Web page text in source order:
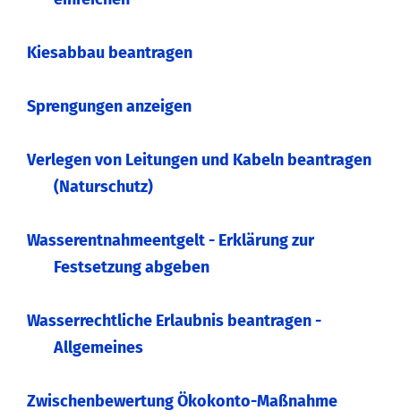
Kiesabbau beantragen
Sprengungen anzeigen
Verlegen von Leitungen und Kabeln beantragen
(Naturschutz)
Wasserentnahmeentgelt - Erklärung zur
Festsetzung abgeben
Wasserrechtliche Erlaubnis beantragen -
Allgemeines
Zwischenbewertung Ökokonto-Maßnahme